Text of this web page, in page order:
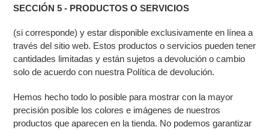
SECCIÓN 5 - PRODUCTOS O SERVICIOS
(si corresponde) y estar disponible exclusivamente en línea a
través del sitio web. Estos productos o servicios pueden tener
cantidades limitadas y están sujetos a devolución o cambio
solo de acuerdo con nuestra Política de devolución.
Hemos hecho todo lo posible para mostrar con la mayor
precisión posible los colores e imágenes de nuestros
productos que aparecen en la tienda. No podemos garantizar